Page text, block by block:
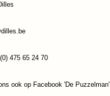
475 65 24 70
ook op Facebook 'De Puzzelman'